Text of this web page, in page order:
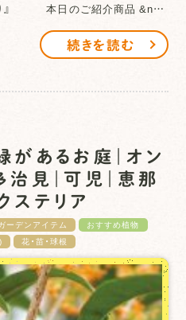
り』 本日のご紹介商品 &n…
続きを読む
があるお庭｜オン
治見｜可児｜恵那
ステリア
ーデンアイテム
おすすめ植物
花・苗・球根